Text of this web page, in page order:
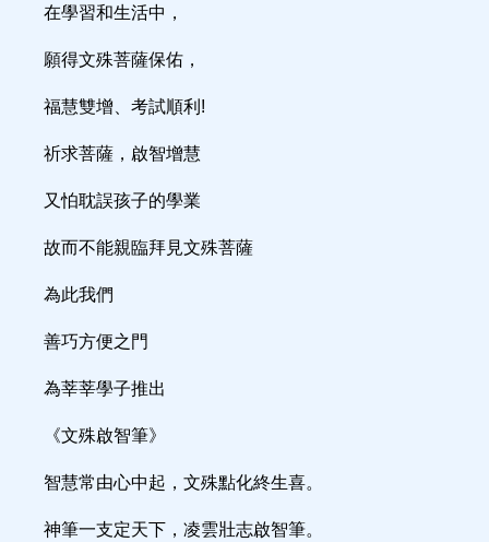
在學習和生活中，
願得文殊菩薩保佑，
福慧雙增、考試順利!
祈求菩薩，啟智增慧
又怕耽誤孩子的學業
故而不能親臨拜見文殊菩薩
為此我們
善巧方便之門
為莘莘學子推出
《文殊啟智筆》
智慧常由心中起，文殊點化終生喜。
神筆一支定天下，凌雲壯志啟智筆。